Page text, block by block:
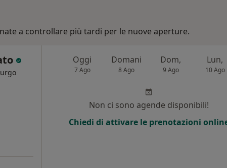
a controllare più tardi per le nuove aperture.
Oggi
7 Ago
Domani
8 Ago
Dom,
9 Ago
Lun,
10 Ago
Non ci sono agende disponibili!
Chiedi di attivare le prenotazioni